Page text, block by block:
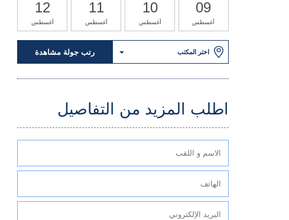
09
أغسطس
10
أغسطس
11
أغسطس
12
أغسطس
اختر المكتب رتب جولة مشاهدة
اطلب المزيد من التفاصيل